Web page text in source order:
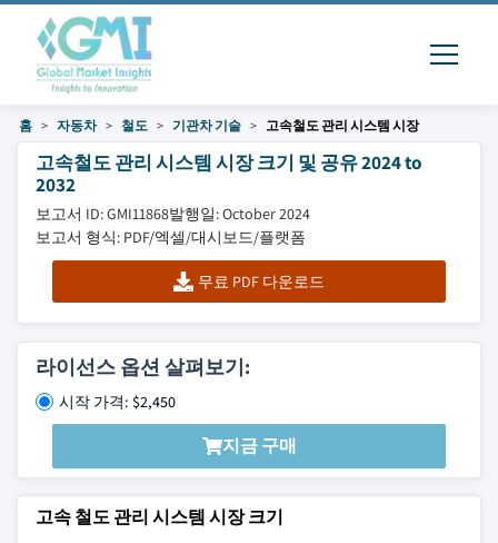
홈 자동차 철도 기관차 기술 고속철도 관리 시스템 시장
고속철도 관리 시스템 시장 크기 및 공유 2024 to
2032
보고서 ID: GMI11868발행일: October 2024
보고서 형식: PDF/엑셀/대시보드/플랫폼
무료 PDF 다운로드
라이선스 옵션 살펴보기:
시작 가격: $2,450
지금 구매
고속 철도 관리 시스템 시장 크기